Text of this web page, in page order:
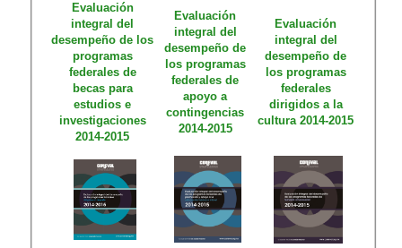
Evaluación
integral del
desempeño de los
programas
federales de
becas para
estudios e
investigaciones
2014-2015
Evaluación
integral del
desempeño de
los programas
federales de
apoyo a
contingencias
2014-2015
Evaluación
integral del
desempeño de
los programas
federales
dirigidos a la
cultura 2014-2015​